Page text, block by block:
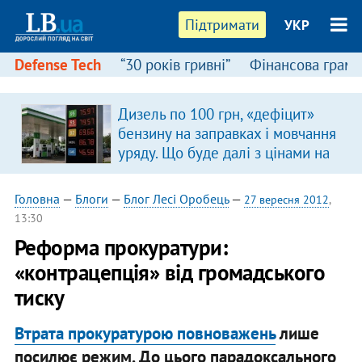
Підтримати УКР
Defense Tech “30 років гривні” Фінансова
Дизель по 100 грн, «дефіцит»
бензину на заправках і мовчання
уряду. Що буде далі з цінами на
пальне?
Головна — Блоги — Блог Лесі Оробець— 27 вересня 2012,
13:30
Реформа прокуратури:
«контрацепція» від громадського
тиску
Втрата прокуратурою повноваженьлише
посилює режим. До цього парадоксального